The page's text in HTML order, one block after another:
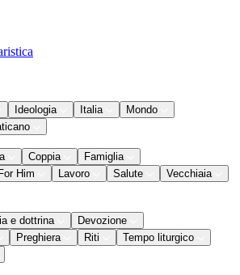
Ideologia Italia
Mondo
Coppia
Famiglia
Him
Lavoro Salute
Vecchiaia
e dottrina
Devozione
Preghiera Riti
Tempo liturgico